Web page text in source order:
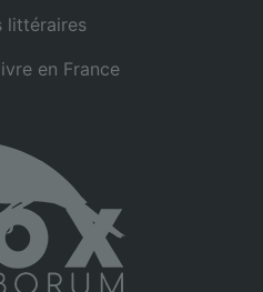
littéraires
en France